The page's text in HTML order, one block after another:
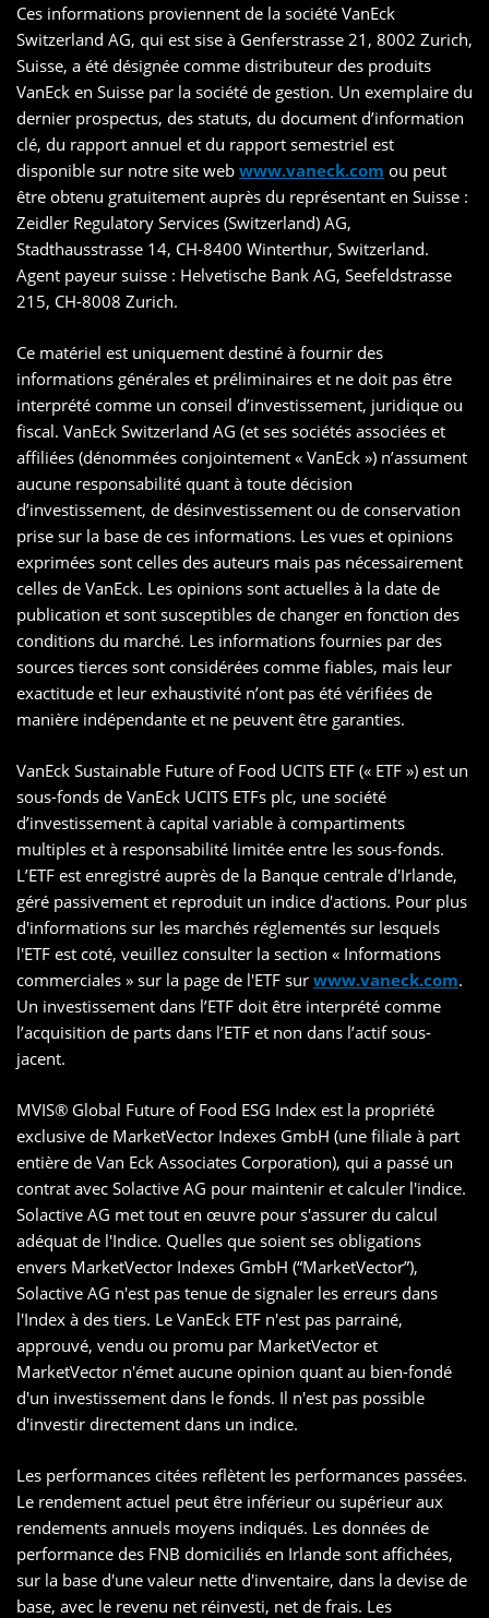
Ces informations proviennent de la société VanEck
Switzerland AG, qui est sise à Genferstrasse 21, 8002 Zurich,
Suisse, a été désignée comme distributeur des produits
VanEck en Suisse par la société de gestion. Un exemplaire du
dernier prospectus, des statuts, du document d’information
clé, du rapport annuel et du rapport semestriel est
disponible sur notre site web www.vaneck.com ou peut
être obtenu gratuitement auprès du représentant en Suisse :
Zeidler Regulatory Services (Switzerland) AG,
Stadthausstrasse 14, CH-8400 Winterthur, Switzerland.
Agent payeur suisse : Helvetische Bank AG, Seefeldstrasse
215, CH-8008 Zurich.
Ce matériel est uniquement destiné à fournir des
informations générales et préliminaires et ne doit pas être
interprété comme un conseil d’investissement, juridique ou
fiscal. VanEck Switzerland AG (et ses sociétés associées et
affiliées (dénommées conjointement « VanEck ») n’assument
aucune responsabilité quant à toute décision
d’investissement, de désinvestissement ou de conservation
prise sur la base de ces informations. Les vues et opinions
exprimées sont celles des auteurs mais pas nécessairement
celles de VanEck. Les opinions sont actuelles à la date de
publication et sont susceptibles de changer en fonction des
conditions du marché. Les informations fournies par des
sources tierces sont considérées comme fiables, mais leur
exactitude et leur exhaustivité n’ont pas été vérifiées de
manière indépendante et ne peuvent être garanties.
VanEck Sustainable Future of Food UCITS ETF (« ETF ») est un
sous-fonds de VanEck UCITS ETFs plc, une société
d’investissement à capital variable à compartiments
multiples et à responsabilité limitée entre les sous-fonds.
L’ETF est enregistré auprès de la Banque centrale d'Irlande,
géré passivement et reproduit un indice d'actions. Pour plus
d'informations sur les marchés réglementés sur lesquels
l'ETF est coté, veuillez consulter la section « Informations
commerciales » sur la page de l'ETF sur www.vaneck.com.
Un investissement dans l’ETF doit être interprété comme
l’acquisition de parts dans l’ETF et non dans l’actif sous-
jacent.
MVIS® Global Future of Food ESG Index est la propriété
exclusive de MarketVector Indexes GmbH (une filiale à part
entière de Van Eck Associates Corporation), qui a passé un
contrat avec Solactive AG pour maintenir et calculer l'indice.
Solactive AG met tout en œuvre pour s'assurer du calcul
adéquat de l'Indice. Quelles que soient ses obligations
envers MarketVector Indexes GmbH (“MarketVector”),
Solactive AG n'est pas tenue de signaler les erreurs dans
l'Index à des tiers. Le VanEck ETF n'est pas parrainé,
approuvé, vendu ou promu par MarketVector et
MarketVector n'émet aucune opinion quant au bien-fondé
d'un investissement dans le fonds. Il n'est pas possible
d'investir directement dans un indice.
Les performances citées reflètent les performances passées.
Le rendement actuel peut être inférieur ou supérieur aux
rendements annuels moyens indiqués. Les données de
performance des FNB domiciliés en Irlande sont affichées,
sur la base d'une valeur nette d'inventaire, dans la devise de
base, avec le revenu net réinvesti, net de frais. Les